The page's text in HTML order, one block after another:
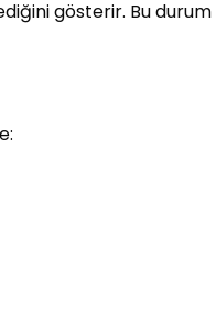
gösterir. Bu durum